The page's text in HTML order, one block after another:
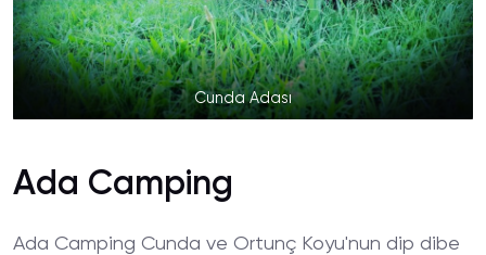
Cunda Adası
Ada Camping
Ada Camping Cunda ve Ortunç Koyu'nun dip dibe